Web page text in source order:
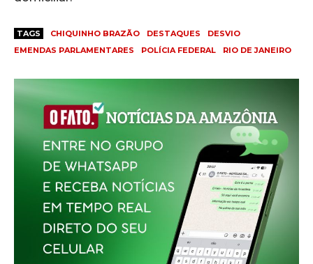
TAGS CHIQUINHO BRAZÃO DESTAQUES
DESVIO
EMENDAS PARLAMENTARES
POLÍCIA FEDERAL RIO DE JANEIRO